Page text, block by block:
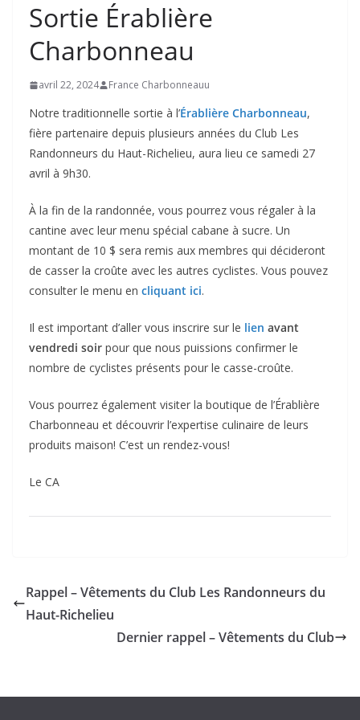
Sortie Érablière
Charbonneau
avril 22, 2024 France Charbonneauu
Notre traditionnelle sortie à l’Érablière Charbonneau,
fière partenaire depuis plusieurs années du Club Les
Randonneurs du Haut-Richelieu, aura lieu ce samedi 27
avril à 9h30.
À la fin de la randonnée, vous pourrez vous régaler à la
cantine avec leur menu spécial cabane à sucre. Un
montant de 10 $ sera remis aux membres qui décideront
de casser la croûte avec les autres cyclistes. Vous pouvez
consulter le menu en cliquant ici.
Il est important d’aller vous inscrire sur le lien avant
vendredi soir pour que nous puissions confirmer le
nombre de cyclistes présents pour le casse-croûte.
Vous pourrez également visiter la boutique de l’Érablière
Charbonneau et découvrir l’expertise culinaire de leurs
produits maison! C’est un rendez-vous!
Le CA
Rappel – Vêtements du Club Les Randonneurs du
Haut-Richelieu
Dernier rappel – Vêtements du Club